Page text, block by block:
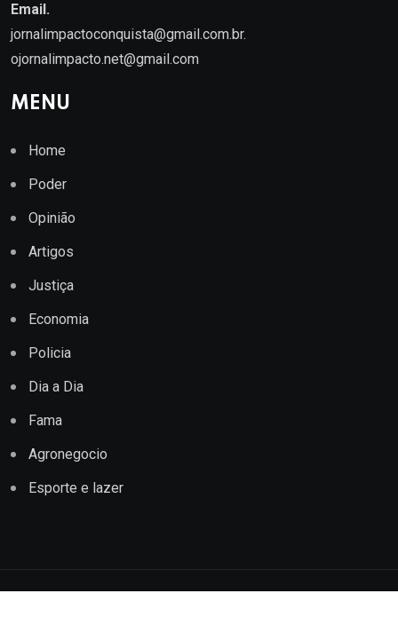
Email.
jornalimpactoconquista@gmail.com.br.
ojornalimpacto.net@gmail.com
MENU
Home
Poder
Opinião
Artigos
Justiça
Economia
Policia
Dia a Dia
Fama
Agronegocio
Esporte e lazer